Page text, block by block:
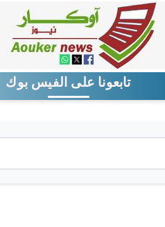
تابعونا على الفيس بوك